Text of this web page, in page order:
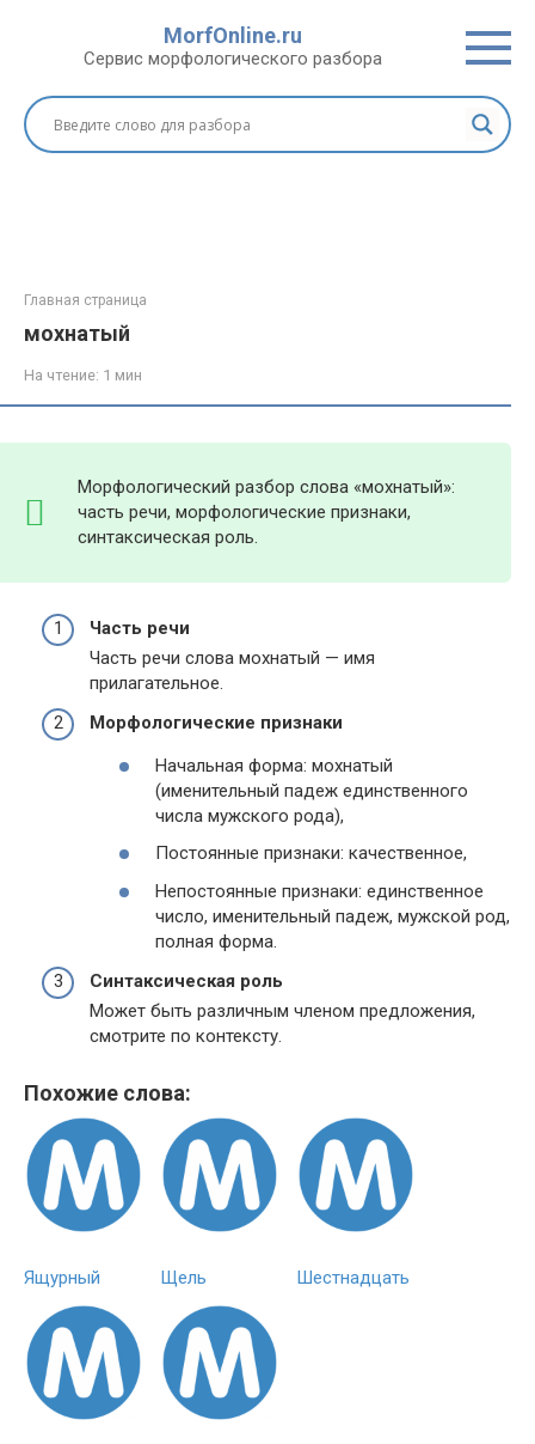
MorfOnline.ru
Сервис морфологического разбора
Главная страница
мохнатый
На чтение: 1 мин
Морфологический разбор слова «мохнатый»:
часть речи, морфологические признаки,
синтаксическая роль.
Часть речи
Часть речи слова мохнатый — имя
прилагательное.
Морфологические признаки
Начальная форма: мохнатый
(именительный падеж единственного
числа мужского рода),
Постоянные признаки: качественное,
Непостоянные признаки: единственное
число, именительный падеж, мужской род,
полная форма.
Синтаксическая роль
Может быть различным членом предложения,
смотрите по контексту.
Похожие слова:
Ящурный Щель Шестнадцать